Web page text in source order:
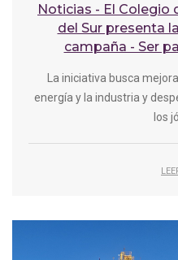
Noticias - El Colegio
del Sur presenta
campaña - Ser
La iniciativa busca
energía y la industria y
los